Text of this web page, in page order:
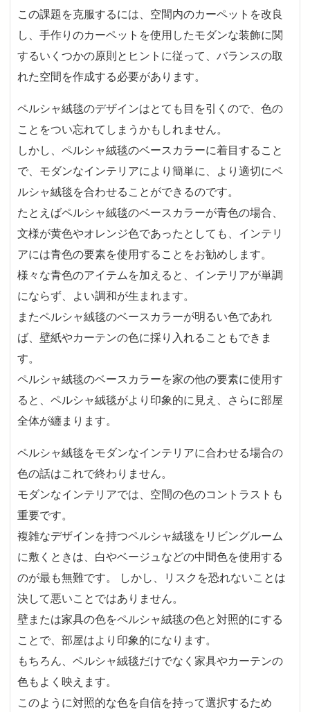
この課題を克服するには、空間内のカーペットを改良
し、手作りのカーペットを使用したモダンな装飾に関
するいくつかの原則とヒントに従って、バランスの取
れた空間を作成する必要があります。
ペルシャ絨毯のデザインはとても目を引くので、色の
ことをつい忘れてしまうかもしれません。
しかし、ペルシャ絨毯のベースカラーに着目すること
で、モダンなインテリアにより簡単に、より適切にペ
ルシャ絨毯を合わせることができるのです。
たとえばペルシャ絨毯のベースカラーが青色の場合、
文様が黄色やオレンジ色であったとしても、インテリ
アには青色の要素を使用することをお勧めします。
様々な青色のアイテムを加えると、インテリアが単調
にならず、よい調和が生まれます。
またペルシャ絨毯のベースカラーが明るい色であれ
ば、壁紙やカーテンの色に採り入れることもできま
す。
ペルシャ絨毯のベースカラーを家の他の要素に使用す
ると、ペルシャ絨毯がより印象的に見え、さらに部屋
全体が纏まります。
ペルシャ絨毯をモダンなインテリアに合わせる場合の
色の話はこれで終わりません。
モダンなインテリアでは、空間の色のコントラストも
重要です。
複雑なデザインを持つペルシャ絨毯をリビングルーム
に敷くときは、白やベージュなどの中間色を使用する
のが最も無難です。 しかし、リスクを恐れないことは
決して悪いことではありません。
壁または家具の色をペルシャ絨毯の色と対照的にする
ことで、部屋はより印象的になります。
もちろん、ペルシャ絨毯だけでなく家具やカーテンの
色もよく映えます。
このように対照的な色を自信を持って選択するため